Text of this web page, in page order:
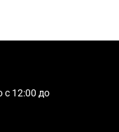
с 12:00 до